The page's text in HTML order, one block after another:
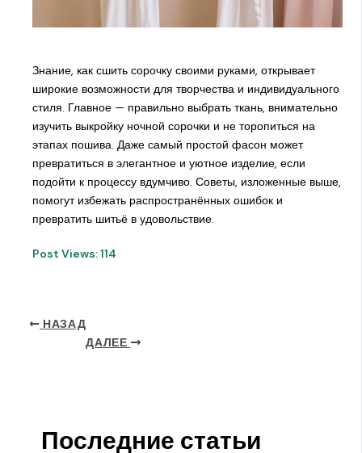
Знание, как сшить сорочку своими руками, открывает
широкие возможности для творчества и индивидуального
стиля. Главное — правильно выбрать ткань, внимательно
изучить выкройку ночной сорочки и не торопиться на
этапах пошива. Даже самый простой фасон может
превратиться в элегантное и уютное изделие, если
подойти к процессу вдумчиво. Советы, изложенные выше,
помогут избежать распространённых ошибок и
превратить шитьё в удовольствие.
Post Views:114
НАЗАД
ДАЛЕЕ
Последние статьи